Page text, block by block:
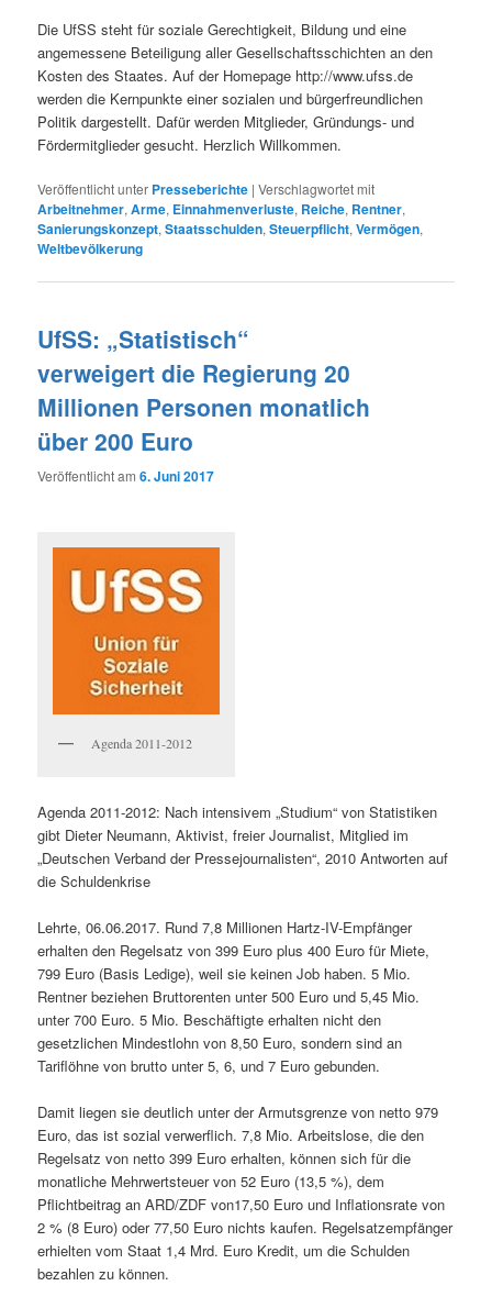
Die UfSS steht für soziale Gerechtigkeit, Bildung und eine
angemessene Beteiligung aller Gesellschaftsschichten an den
Kosten des Staates. Auf der Homepage http://www.ufss.de
werden die Kernpunkte einer sozialen und bürgerfreundlichen
Politik dargestellt. Dafür werden Mitglieder, Gründungs- und
Fördermitglieder gesucht. Herzlich Willkommen.
Veröffentlicht unter Presseberichte |Verschlagwortet mit
Arbeitnehmer,Arme, Einnahmenverluste, Reiche, Rentner,
Sanierungskonzept,Staatsschulden,Steuerpflicht,Vermögen,
Weltbevölkerung
UfSS: „Statistisch“
verweigert die Regierung 20
Millionen Personen monatlich
über 200 Euro
Veröffentlicht am6. Juni 2017
Agenda 2011-2012
Agenda 2011-2012: Nach intensivem „Studium“ von Statistiken
gibt Dieter Neumann, Aktivist, freier Journalist, Mitglied im
„Deutschen Verband der Pressejournalisten“, 2010 Antworten auf
die Schuldenkrise
Lehrte, 06.06.2017. Rund 7,8 Millionen Hartz-IV-Empfänger
erhalten den Regelsatz von 399 Euro plus 400 Euro für Miete,
799 Euro (Basis Ledige), weil sie keinen Job haben. 5 Mio.
Rentner beziehen Bruttorenten unter 500 Euro und 5,45 Mio.
unter 700 Euro. 5 Mio. Beschäftigte erhalten nicht den
gesetzlichen Mindestlohn von 8,50 Euro, sondern sind an
Tariflöhne von brutto unter 5, 6, und 7 Euro gebunden.
Damit liegen sie deutlich unter der Armutsgrenze von netto 979
Euro, das ist sozial verwerflich. 7,8 Mio. Arbeitslose, die den
Regelsatz von netto 399 Euro erhalten, können sich für die
monatliche Mehrwertsteuer von 52 Euro (13,5 %), dem
Pflichtbeitrag an ARD/ZDF von17,50 Euro und Inflationsrate von
2 % (8 Euro) oder 77,50 Euro nichts kaufen. Regelsatzempfänger
erhielten vom Staat 1,4 Mrd. Euro Kredit, um die Schulden
bezahlen zu können.